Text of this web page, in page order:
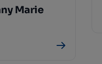
Marie